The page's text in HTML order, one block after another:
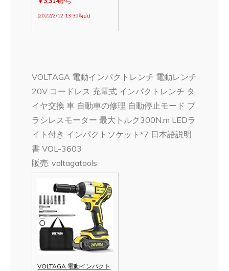
(2022/2/12 13:39時点)
VOLTAGA 電動インパクトレンチ 電動レンチ
20V コードレス 充電式 インパクトレンチ タ
イヤ交換 車 自動車の修理 自動停止モード ブ
ラシレスモーター 最大トルク300N.m LEDラ
イト付き インパクトソケット*7 日本語説明
書 VOL-3603
販売: voltagatools
VOLTAGA 電動インパクト